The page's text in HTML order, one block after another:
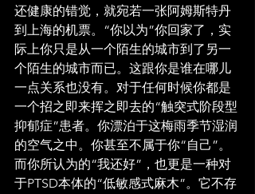
还健康的错觉，就宛若一张阿姆斯特丹
到上海的机票。“你以为”你回家了，实
际上你只是从一个陌生的城市到了另一
个陌生的城市而已。这跟你是谁在哪儿
一点关系也没有。对于任何时候你都是
一个招之即来挥之即去的“触突式阶段型
抑郁症”患者。你漂泊于这梅雨季节湿润
的空气之中。你甚至不属于你“自己”。
而你所认为的“我还好”，也更是一种对
于PTSD本体的“低敏感式麻木”。它不存